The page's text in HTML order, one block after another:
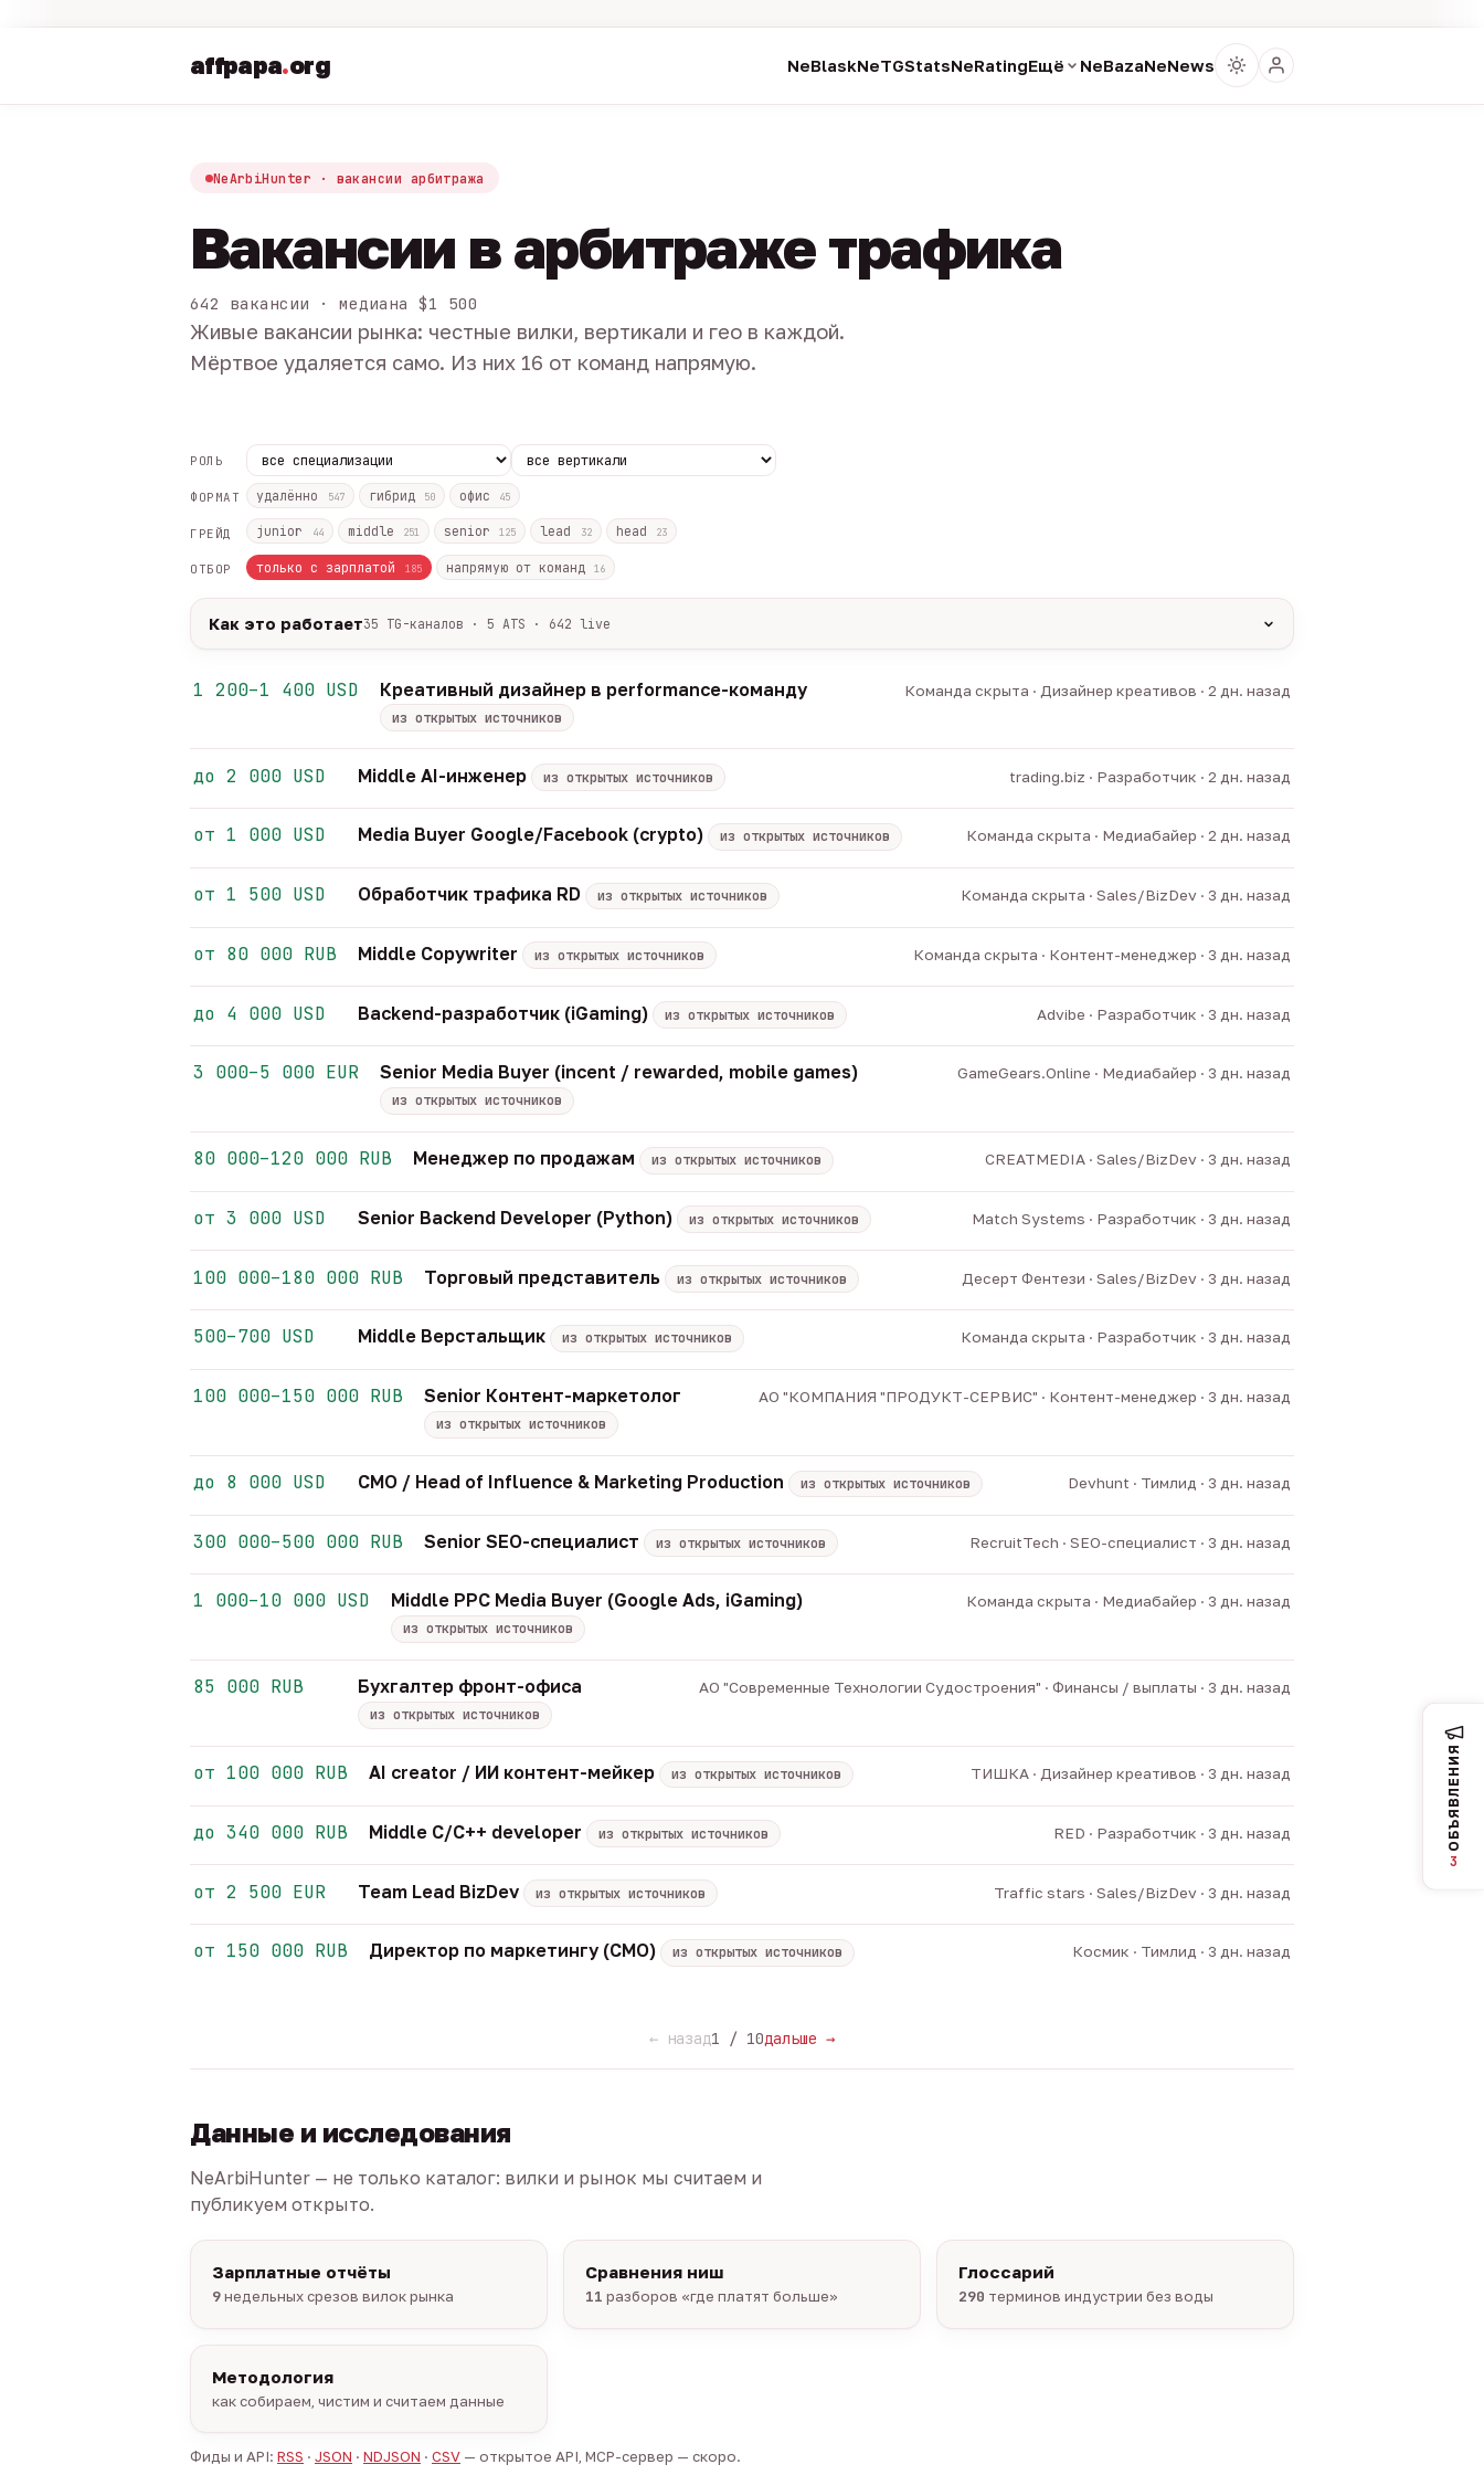
affpapa.org NeBlaskNeTGStatsNeRatingЕщё NeBazaNeNews
NeArbiHunter · вакансии арбитража
Вакансии в арбитраже трафика
642 вакансии · медиана $1 500
Живые вакансии рынка: честные вилки, вертикали и гео в каждой.
Мёртвое удаляется само. Из них 16 от команд напрямую.
РОЛЬ
ФОРМАТ удалённо 547 гибрид 50 офис 45
ГРЕЙД junior 44 middle 251 senior 125 lead 32 head 23
ОТБОР только с зарплатой 185 напрямую от команд 16
Как это работает35 TG-каналов · 5 ATS · 642 live
Разбор:нейронка разбирает сырец каждые 30 минут — роль, вертикаль, формат, вилка, грейд.
без предоплат и взносов, без обещаний гарантированного дохода, без увода в сторонние боты.
протухшее удаляется автоматически через 30 дней.
ATS-площадок · вакансии live —методология
1 200–1 400 USD Креативный дизайнер в performance-команду
из открытых источников
Команда скрыта · Дизайнер креативов · 2 дн. назад
до 2 000 USD Middle AI-инженер из открытых источников trading.biz · Разработчик · 2 дн. назад
от 1 000 USD Media Buyer Google/Facebook (crypto) из открытых источников Команда скрыта · Медиабайер · 2 дн. назад
от 1 500 USD Обработчик трафика RD из открытых источников Команда скрыта · Sales/BizDev · 3 дн. назад
от 80 000 RUB Middle Copywriter из открытых источников Команда скрыта · Контент-менеджер · 3 дн. назад
до 4 000 USD Backend-разработчик (iGaming) из открытых источников Advibe · Разработчик · 3 дн. назад
3 000–5 000 EUR Senior Media Buyer (incent / rewarded, mobile games)
из открытых источников
GameGears.Online · Медиабайер · 3 дн. назад
80 000–120 000 RUB Менеджер по продажам из открытых источников CREATMEDIA · Sales/BizDev · 3 дн. назад
от 3 000 USD Senior Backend Developer (Python) из открытых источников Match Systems · Разработчик · 3 дн. назад
100 000–180 000 RUB Торговый представитель из открытых источников Десерт Фентези · Sales/BizDev · 3 дн. назад
500–700 USD Middle Верстальщик из открытых источников Команда скрыта · Разработчик · 3 дн. назад
100 000–150 000 RUB Senior Контент-маркетолог
из открытых источников
АО "КОМПАНИЯ "ПРОДУКТ-СЕРВИС" · Контент-менеджер · 3 дн. назад
до 8 000 USD CMO / Head of Influence & Marketing Production из открытых источников Devhunt · Тимлид · 3 дн. назад
300 000–500 000 RUB Senior SEO-специалист из открытых источников RecruitTech · SEO-специалист · 3 дн. назад
1 000–10 000 USD Middle PPC Media Buyer (Google Ads, iGaming)
из открытых источников
Команда скрыта · Медиабайер · 3 дн. назад
85 000 RUB Бухгалтер фронт-офиса
из открытых источников
АО "Современные Технологии Судостроения" · Финансы / выплаты · 3 дн. назад
от 100 000 RUB AI creator / ИИ контент-мейкер из открытых источников ТИШКА · Дизайнер креативов · 3 дн. назад
до 340 000 RUB Middle C/C++ developer из открытых источников RED · Разработчик · 3 дн. назад
от 2 500 EUR Team Lead BizDev из открытых источников Traffic stars · Sales/BizDev · 3 дн. назад
от 150 000 RUB Директор по маркетингу (CMO) из открытых источников Космик · Тимлид · 3 дн. назад
← назад1 / 10дальше →
Данные и исследования
NeArbiHunter — не только каталог: вилки и рынок мы считаем и
публикуем открыто.
Зарплатные отчёты
9недельных срезов вилок рынка
Сравнения ниш
11 разборов «где платят больше»
Глоссарий
290 терминов индустрии без воды
Методология
как собираем, чистим и считаем данные
Фиды и API: RSS · JSON · NDJSON · CSV — открытое API, MCP-сервер — скоро.
ОБЪЯВЛЕНИЯ
3